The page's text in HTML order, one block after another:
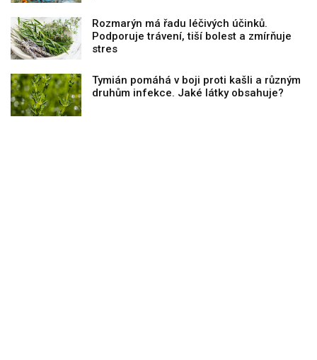
Rozmarýn má řadu léčivých účinků.
Podporuje trávení, tiší bolest a zmírňuje
stres
Tymián pomáhá v boji proti kašli a různým
druhům infekce. Jaké látky obsahuje?